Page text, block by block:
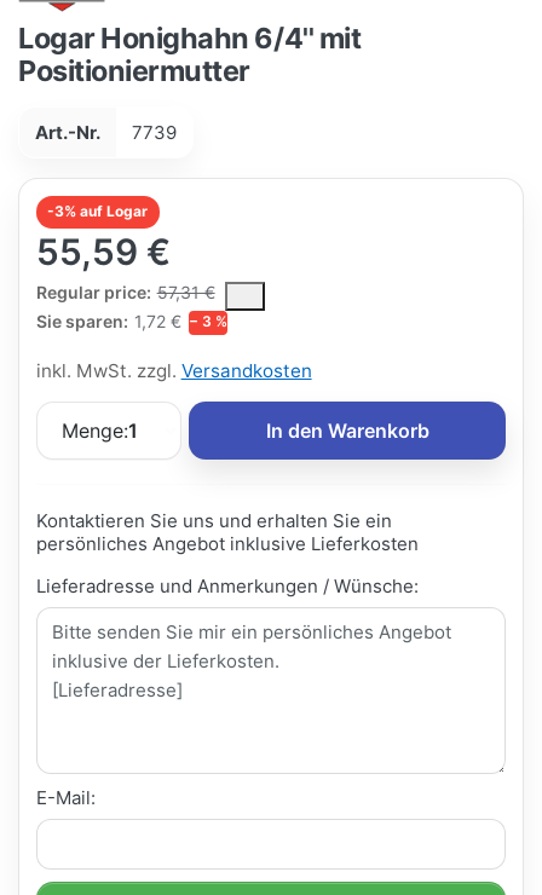
Logar Honighahn 6/4'' mit
Positioniermutter
Art.-Nr. 7739
-3% auf Logar
55,59 €
Regular price: 57,31 €
The Regular Price is the median selling price paid by
Sie sparen: 1,72 € − 3 %
inkl. MwSt. zzgl. Versandkosten
Menge:1 In den Warenkorb
Kontaktieren Sie uns und erhalten Sie ein
persönliches Angebot inklusive Lieferkosten
Lieferadresse und Anmerkungen / Wünsche:
E-Mail: